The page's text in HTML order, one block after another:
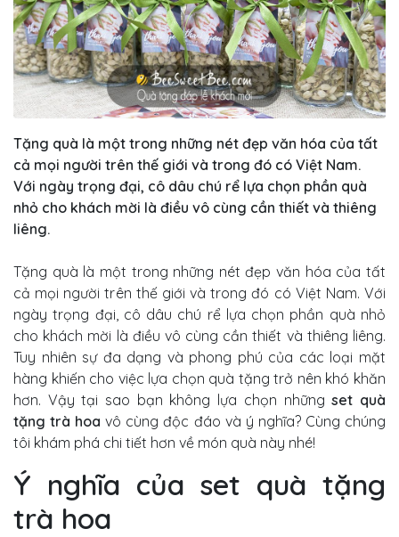
Tặng quà là một trong những nét đẹp văn hóa của tất
cả mọi người trên thế giới và trong đó có Việt Nam.
Với ngày trọng đại, cô dâu chú rể lựa chọn phần quà
nhỏ cho khách mời là điều vô cùng cần thiết và thiêng
liêng.
Tặng quà là một trong những nét đẹp văn hóa của tất
cả mọi người trên thế giới và trong đó có Việt Nam. Với
ngày trọng đại, cô dâu chú rể lựa chọn phần quà nhỏ
cho khách mời là điều vô cùng cần thiết và thiêng liêng.
Tuy nhiên sự đa dạng và phong phú của các loại mặt
hàng khiến cho việc lựa chọn quà tặng trở nên khó khăn
hơn. Vậy tại sao bạn không lựa chọn nhữngset quà
tặng trà hoavô cùng độc đáo và ý nghĩa? Cùng chúng
tôi khám phá chi tiết hơn về món quà này nhé!
Ý nghĩa của set quà tặng
trà hoa